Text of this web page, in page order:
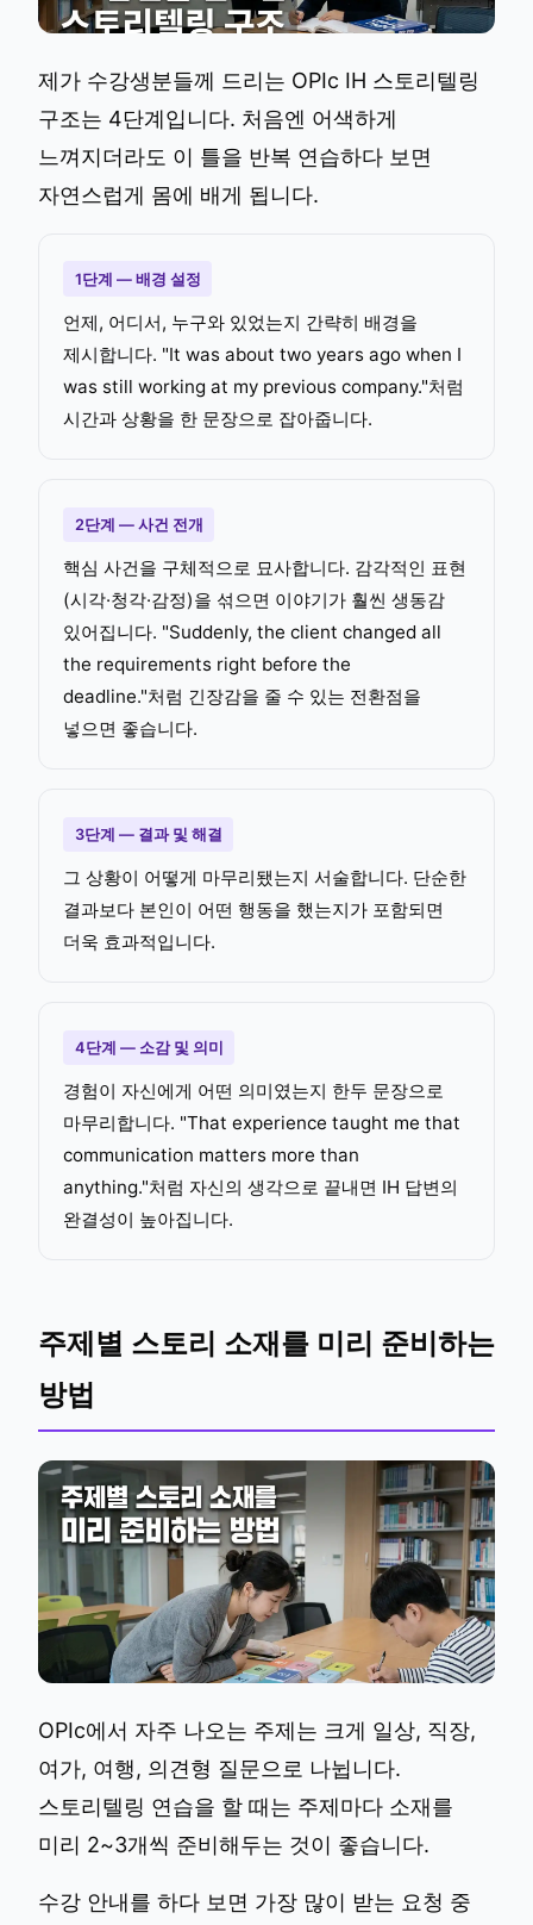
제가 수강생분들께 드리는 OPIc IH 스토리텔링
구조는 4단계입니다. 처음엔 어색하게
느껴지더라도 이 틀을 반복 연습하다 보면
자연스럽게 몸에 배게 됩니다.
1단계 — 배경 설정
언제, 어디서, 누구와 있었는지 간략히 배경을
제시합니다. "It was about two years ago when I
was still working at my previous company."처럼
시간과 상황을 한 문장으로 잡아줍니다.
2단계 — 사건 전개
핵심 사건을 구체적으로 묘사합니다. 감각적인 표현
(시각·청각·감정)을 섞으면 이야기가 훨씬 생동감
있어집니다. "Suddenly, the client changed all
the requirements right before the
deadline."처럼 긴장감을 줄 수 있는 전환점을
넣으면 좋습니다.
3단계 — 결과 및 해결
그 상황이 어떻게 마무리됐는지 서술합니다. 단순한
결과보다 본인이 어떤 행동을 했는지가 포함되면
더욱 효과적입니다.
4단계 — 소감 및 의미
경험이 자신에게 어떤 의미였는지 한두 문장으로
마무리합니다. "That experience taught me that
communication matters more than
anything."처럼 자신의 생각으로 끝내면 IH 답변의
완결성이 높아집니다.
주제별 스토리 소재를 미리 준비하는
방법
OPIc에서 자주 나오는 주제는 크게 일상, 직장,
여가, 여행, 의견형 질문으로 나뉩니다.
스토리텔링 연습을 할 때는 주제마다 소재를
미리 2~3개씩 준비해두는 것이 좋습니다.
수강 안내를 하다 보면 가장 많이 받는 요청 중